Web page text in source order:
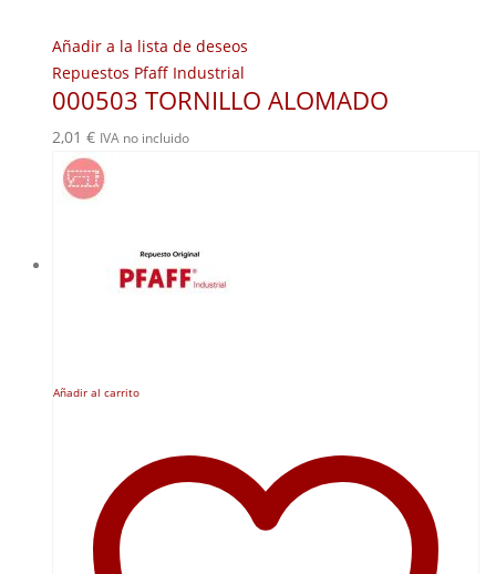
Añadir a la lista de deseos
Repuestos Pfaff Industrial
000503 TORNILLO ALOMADO
2,01 € IVA no incluido
Añadir al carrito